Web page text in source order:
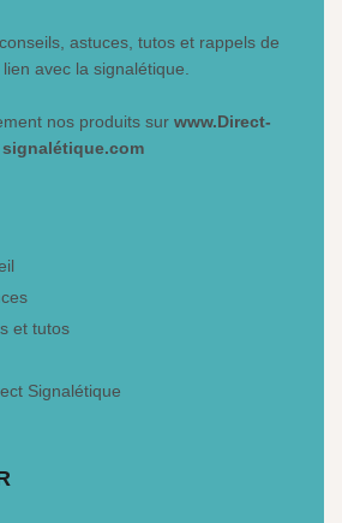
astuces, tutos et rappels de
avec la signalétique.
nos produits sur www.Direct-
signalétique.com
et tutos
Signalétique